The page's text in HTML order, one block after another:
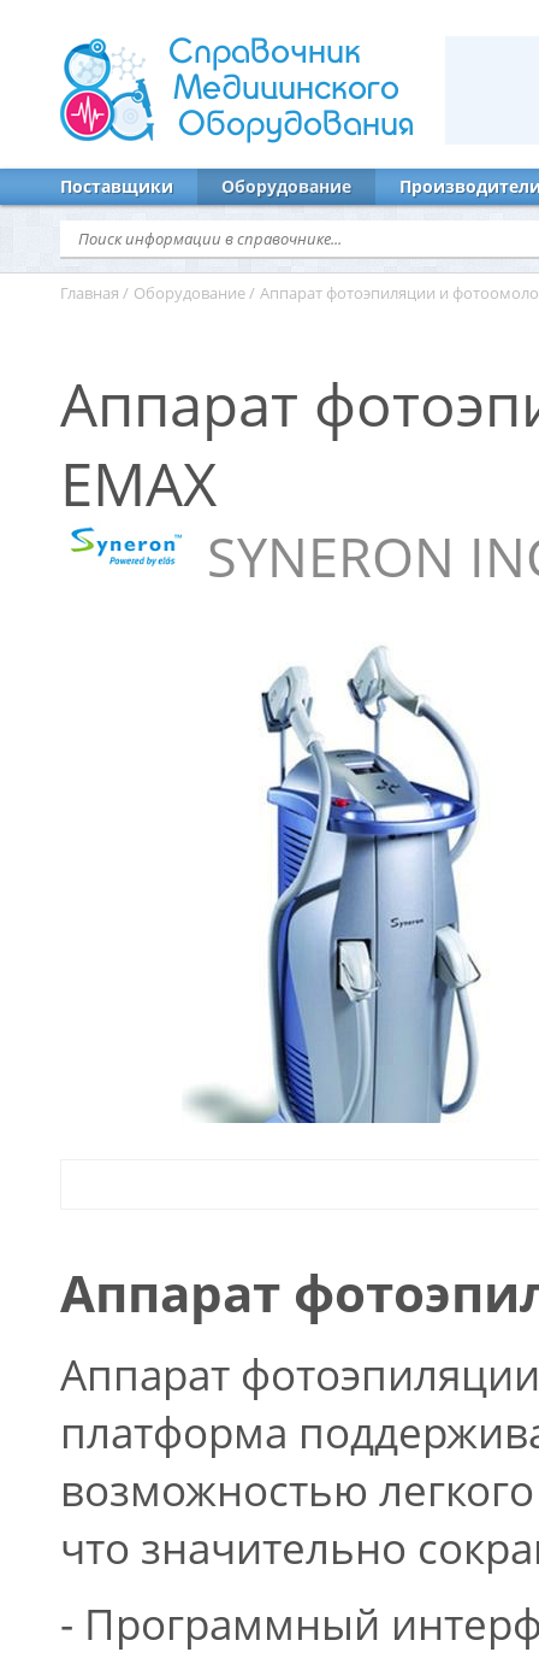
Справочник
Медицинского
Оборудования
Поставщики Оборудование
Главная / Оборудование / Аппарат фотоэпиляции и
Аппарат
EMAX
SYNERON
Аппарат
Аппарат
платформа
возможностью
что значительно
- Программный